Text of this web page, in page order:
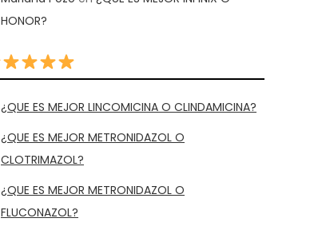
HONOR?
¿QUE ES MEJOR LINCOMICINA O CLINDAMICINA?
¿QUE ES MEJOR METRONIDAZOL O
CLOTRIMAZOL?
¿QUE ES MEJOR METRONIDAZOL O
FLUCONAZOL?